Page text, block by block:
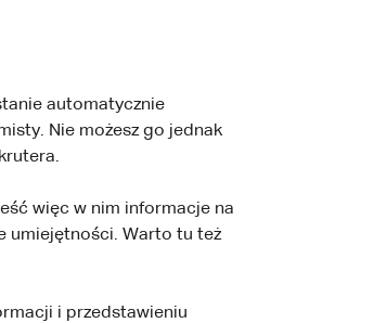
automatycznie
Nie możesz go jednak
więc w nim informacje na
umiejętności. Warto tu też
i przedstawieniu